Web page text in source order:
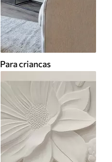
Para criancas